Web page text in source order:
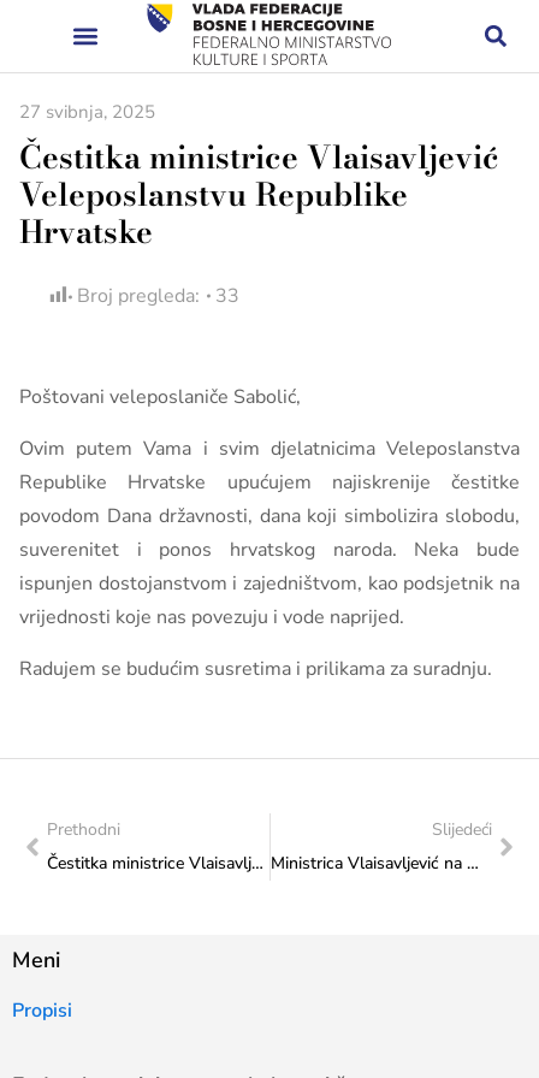
27 svibnja, 2025
Čestitka ministrice Vlaisavljević
Veleposlanstvu Republike
Hrvatske
Broj pregleda: 33
Poštovani veleposlaniče Sabolić,
Ovim putem Vama i svim djelatnicima Veleposlanstva
Republike Hrvatske upućujem najiskrenije čestitke
povodom Dana državnosti, dana koji simbolizira slobodu,
suverenitet i ponos hrvatskog naroda. Neka bude
ispunjen dostojanstvom i zajedništvom, kao podsjetnik na
vrijednosti koje nas povezuju i vode naprijed.
Radujem se budućim susretima i prilikama za suradnju.
Prethodni
Čestitka ministrice Vlaisavljević HKD-u Napredak
Slijedeći
Ministrica Vlaisavljević na manifestaciji „Noć Izviđača“ u Ljubuškom u čast rukometnom prvaku BiH i osvajaču Kupa BiH
Meni
Propisi